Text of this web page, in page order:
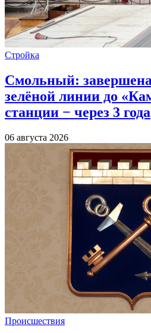
Стройка
Смольный: завершена
зелёной линии до
станции − через 3 года
06 августа 2026
Происшествия